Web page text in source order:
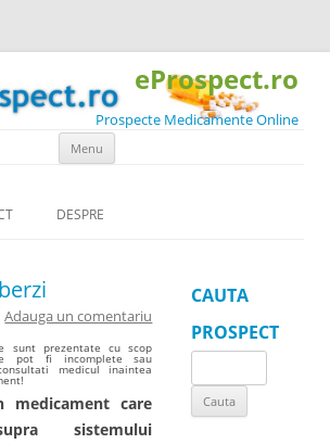
eProspect.ro
Prospecte Medicamente Online
Menu
DESPRE
Adauga un comentariu
sunt prezentate cu scop
pot fi incomplete sau
medicul inaintea
medicament care
sistemului
CAUTA
PROSPECT
for: